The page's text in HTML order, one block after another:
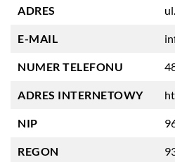
ADRES
E-MAIL
NUMER TELEFONU
ADRES INTERNETOWY
NIP
REGON